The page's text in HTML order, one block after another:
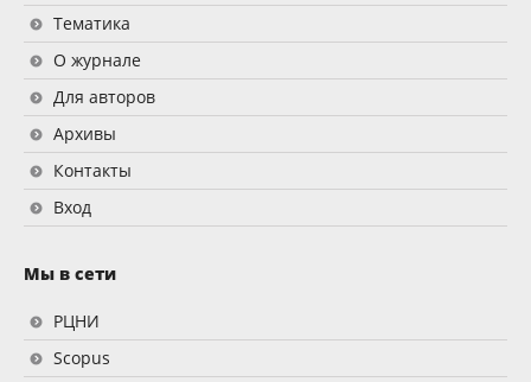
Тематика
О журнале
Для авторов
Архивы
Контакты
Вход
Мы в сети
РЦНИ
Scopus